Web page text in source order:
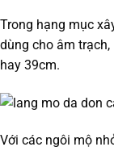
Trong hạng mục
dùng cho âm
hay 39cm.
Với các ngôi mộ